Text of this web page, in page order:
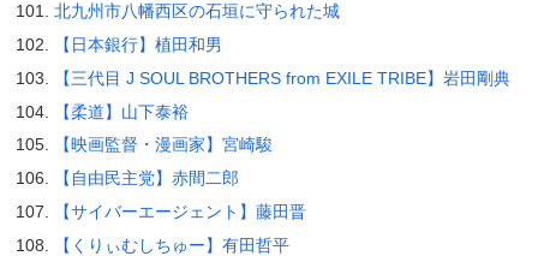
北九州市八幡西区の石垣に守られた城
【日本銀行】植田和男
【三代目 J SOUL BROTHERS from EXILE TRIBE】岩田剛典
【柔道】山下泰裕
【映画監督・漫画家】宮崎駿
【自由民主党】赤間二郎
【サイバーエージェント】藤田晋
【くりぃむしちゅー】有田哲平